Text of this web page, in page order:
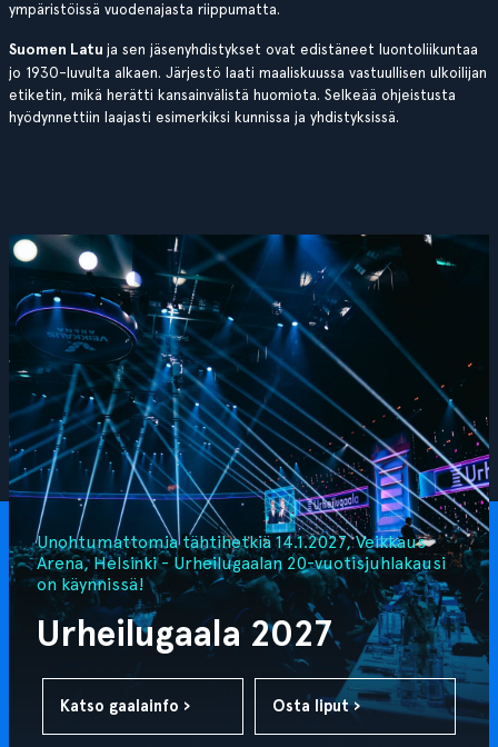
ympäristöissä vuodenajasta riippumatta.
Suomen Latu ja sen jäsenyhdistykset ovat edistäneet luontoliikuntaa
jo 1930-luvulta alkaen. Järjestö laati maaliskuussa vastuullisen ulkoilijan
etiketin, mikä herätti kansainvälistä huomiota. Selkeää ohjeistusta
hyödynnettiin laajasti esimerkiksi kunnissa ja yhdistyksissä.
Unohtumattomia tähtihetkiä 14.1.2027, Veikkaus
Arena, Helsinki - Urheilugaalan 20-vuotisjuhlakausi
on käynnissä!
Urheilugaala 2027
Katso gaalainfo › Osta liput ›